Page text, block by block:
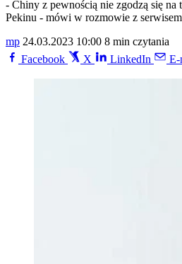
- Chiny z pewnością nie zgodzą się na
Pekinu - mówi w rozmowie z
mp 24.03.2023 10:00 8 min czytania
Facebook
X LinkedIn E-